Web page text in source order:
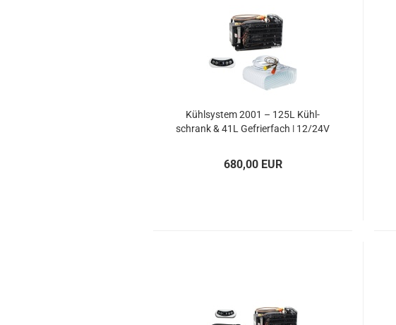
Kühl­sys­tem 2001 – 125L Kühl­
schrank & 41L Ge­frier­fach | 12/24V
680,00 EUR